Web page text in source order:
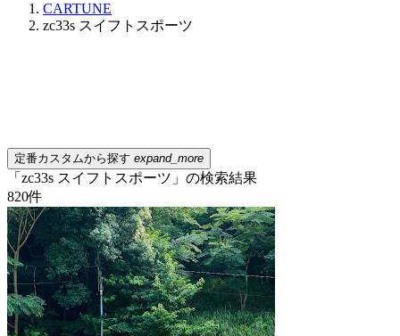
CARTUNE
zc33s スイフトスポーツ
定番カスタムから探す expand_more
「zc33s スイフトスポーツ」の検索結果
820件